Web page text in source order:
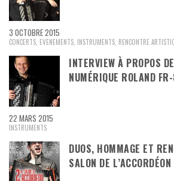
3 OCTOBRE 2015
CONCERTS, EVENEMENTS, INSTRUMENTS, RENCONTRE
INTERVIEW À PROPOS
NUMÉRIQUE ROLAND
22 MARS 2015
INSTRUMENTS
DUOS, HOMMAGE ET
SALON DE